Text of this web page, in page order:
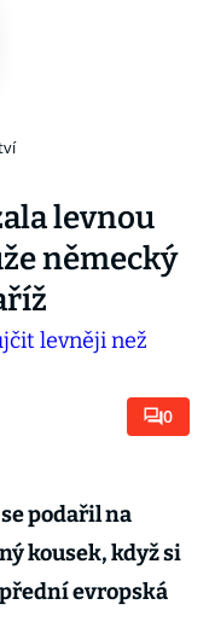
levnou
německý
0
podařil na
kousek, když si
evropská